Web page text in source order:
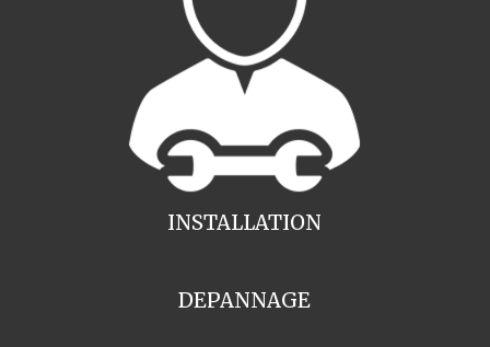
INSTALLATION
DEPANNAGE